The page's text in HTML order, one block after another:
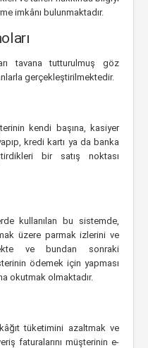
imkânı bulunmaktadır.
tavana tutturulmuş göz
gerçekleştirilmektedir.
kendi başına, kasiyer
kredi kartı ya da banka
bir satış noktası
kullanılan bu sistemde,
üzere parmak izlerini ve
ve bundan sonraki
ödemek için yapması
okutmak olmaktadır.
tüketimini azaltmak ve
faturalarını müşterinin e-